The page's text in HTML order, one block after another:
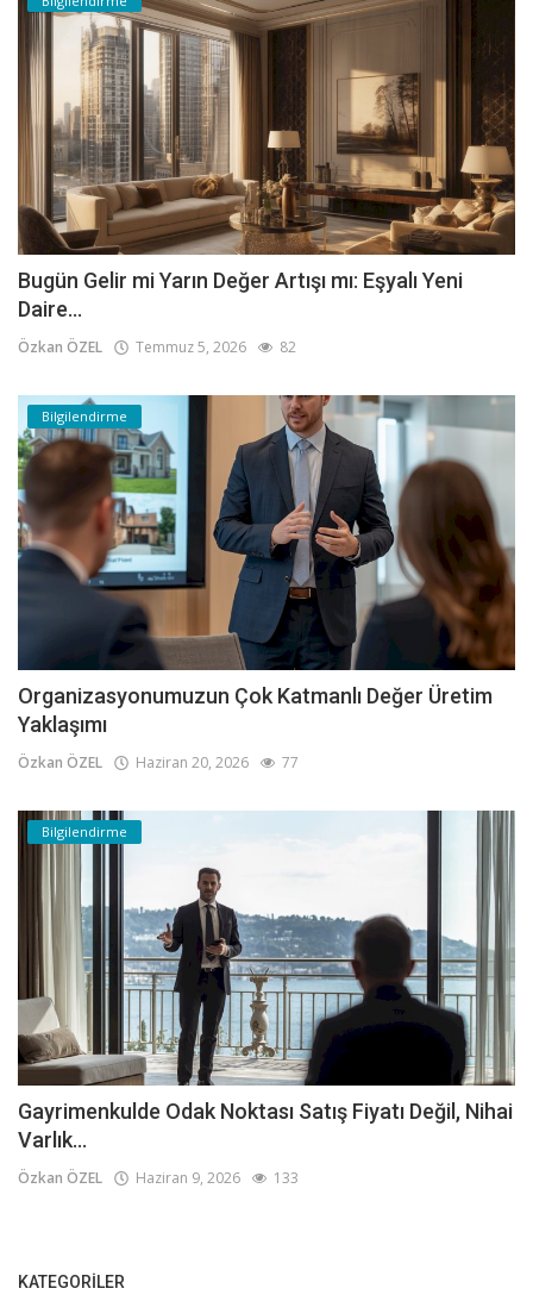
Bugün Gelir mi Yarın Değer Artışı mı: Eşyalı Yeni
Daire...
Özkan ÖZEL Temmuz 5, 2026 82
Bilgilendirme
Organizasyonumuzun Çok Katmanlı Değer Üretim
Yaklaşımı
Özkan ÖZEL Haziran 20, 2026 77
Bilgilendirme
Gayrimenkulde Odak Noktası Satış Fiyatı Değil, Nihai
Varlık...
Özkan ÖZEL Haziran 9, 2026 133
KATEGORILER